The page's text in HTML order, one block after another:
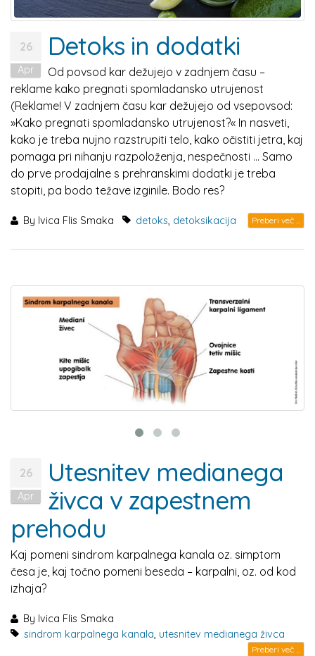
26
Apr
Detoks in dodatki
Od povsod kar dežujejo v zadnjem času –
reklame kako pregnati spomladansko utrujenost
(Reklame! V zadnjem času kar dežujejo od vsepovsod:
»Kako pregnati spomladansko utrujenost?« In nasveti,
kako je treba nujno razstrupiti telo, kako očistiti jetra, kaj
pomaga pri nihanju razpoloženja, nespečnosti ... Samo
do prve prodajalne s prehranskimi dodatki je treba
stopiti, pa bodo težave izginile. Bodo res?
By Ivica Flis Smaka detoks, detoksikacija Preberi več ...
26
Apr
Utesnitev medianega
živca v zapestnem
prehodu
Kaj pomeni sindrom karpalnega kanala oz. simptom
česa je, kaj točno pomeni beseda – karpalni, oz. od kod
izhaja?
By Ivica Flis Smaka
sindrom karpalnega kanala, utesnitev medianega živca
Preberi več ...